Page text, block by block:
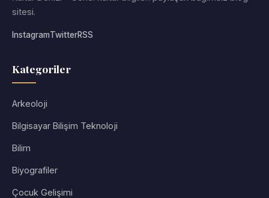
sitesi.
InstagramTwitterRSS
Kategoriler
Arkeoloji
Bilgisayar Bilişim Teknoloji
Bilim
Biyografiler
Çocuk Gelişimi